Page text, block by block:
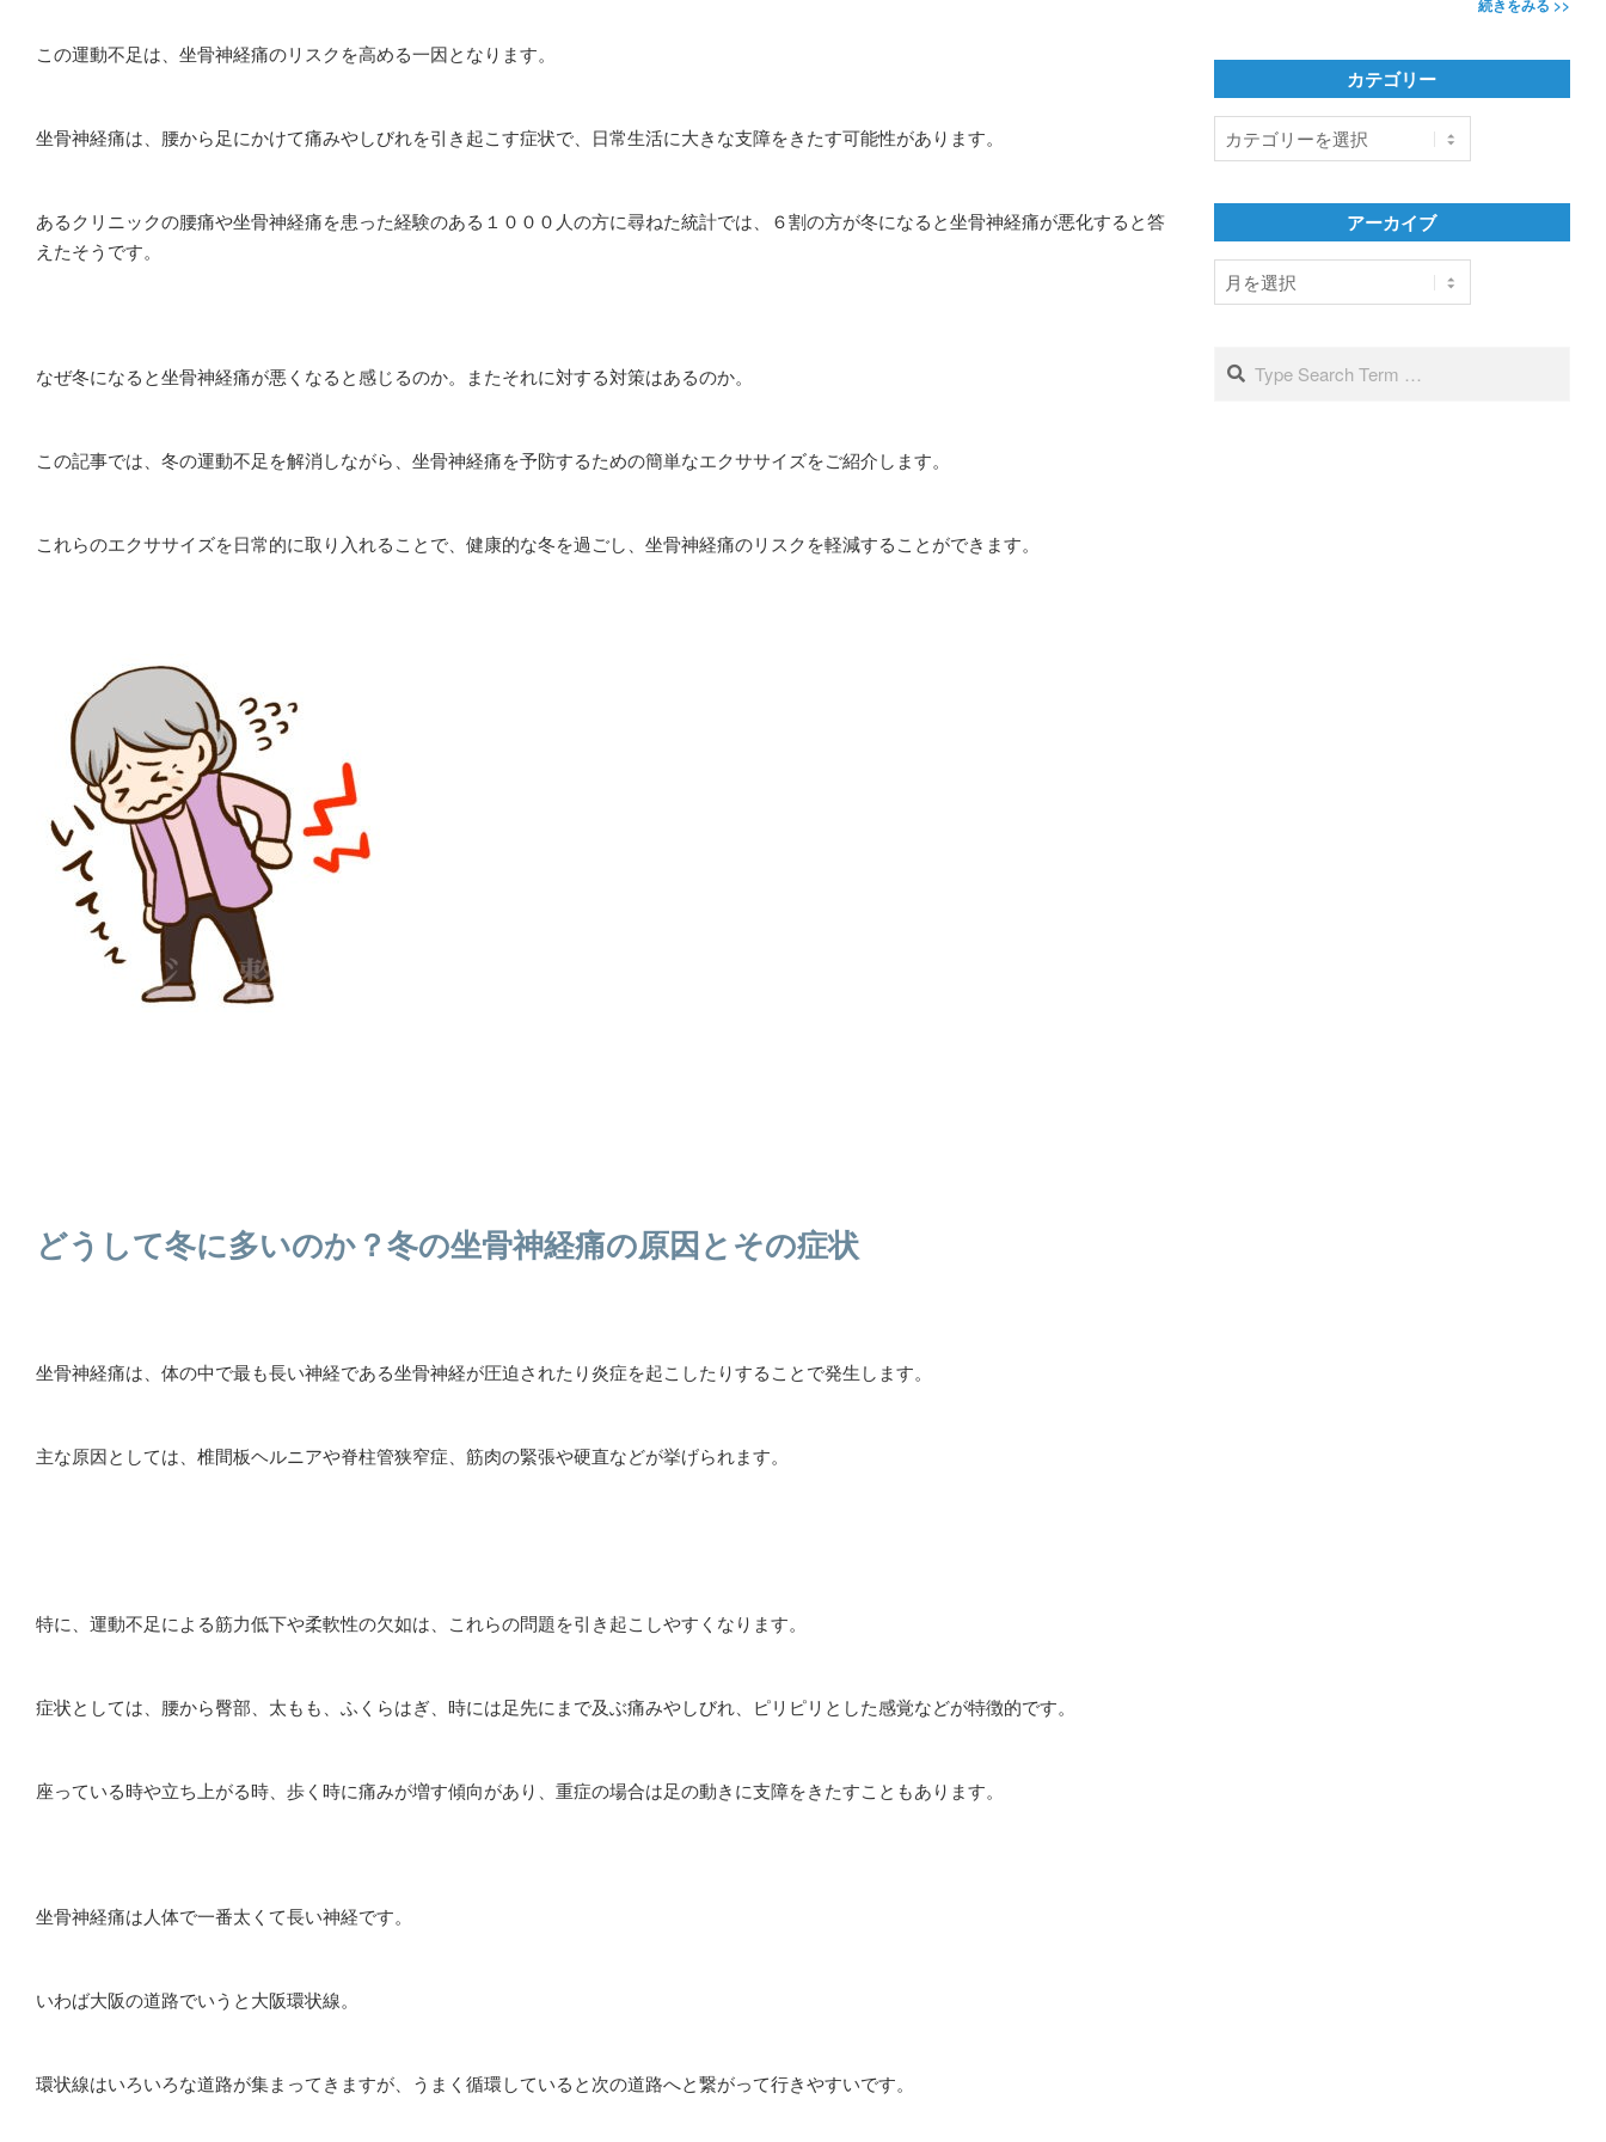
この運動不足は、坐骨神経痛のリスクを高める一因となります。
坐骨神経痛は、腰から足にかけて痛みやしびれを引き起こす症状で、日常生活に大きな支障をきたす可能性があります。
あるクリニックの腰痛や坐骨神経痛を患った経験のある１０００人の方に尋ねた統計では、６割の方が冬になると坐骨神経痛が悪化すると答
えたそうです。
なぜ冬になると坐骨神経痛が悪くなると感じるのか。またそれに対する対策はあるのか。
この記事では、冬の運動不足を解消しながら、坐骨神経痛を予防するための簡単なエクササイズをご紹介します。
これらのエクササイズを日常的に取り入れることで、健康的な冬を過ごし、坐骨神経痛のリスクを軽減することができます。
どうして冬に多いのか？冬の坐骨神経痛の原因とその症状
坐骨神経痛は、体の中で最も長い神経である坐骨神経が圧迫されたり炎症を起こしたりすることで発生します。
主な原因としては、椎間板ヘルニアや脊柱管狭窄症、筋肉の緊張や硬直などが挙げられます。
特に、運動不足による筋力低下や柔軟性の欠如は、これらの問題を引き起こしやすくなります。
症状としては、腰から臀部、太もも、ふくらはぎ、時には足先にまで及ぶ痛みやしびれ、ピリピリとした感覚などが特徴的です。
座っている時や立ち上がる時、歩く時に痛みが増す傾向があり、重症の場合は足の動きに支障をきたすこともあります。
坐骨神経痛は人体で一番太くて長い神経です。
いわば大阪の道路でいうと大阪環状線。
環状線はいろいろな道路が集まってきますが、うまく循環していると次の道路へと繋がって行きやすいです。
続きをみる >>
カテゴリー
テ
リ
アーカイブ
ア
ー
ブSearch